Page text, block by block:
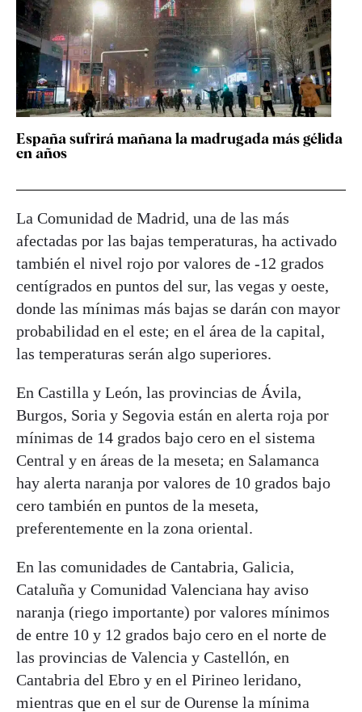
España sufrirá mañana la madrugada más gélida
en años
La Comunidad de Madrid, una de las más
afectadas por las bajas temperaturas, ha activado
también el nivel rojo por valores de -12 grados
centígrados en puntos del sur, las vegas y oeste,
donde las mínimas más bajas se darán con mayor
probabilidad en el este; en el área de la capital,
las temperaturas serán algo superiores.
En Castilla y León, las provincias de Ávila,
Burgos, Soria y Segovia están en alerta roja por
mínimas de 14 grados bajo cero en el sistema
Central y en áreas de la meseta; en Salamanca
hay alerta naranja por valores de 10 grados bajo
cero también en puntos de la meseta,
preferentemente en la zona oriental.
En las comunidades de Cantabria, Galicia,
Cataluña y Comunidad Valenciana hay aviso
naranja (riego importante) por valores mínimos
de entre 10 y 12 grados bajo cero en el norte de
las provincias de Valencia y Castellón, en
Cantabria del Ebro y en el Pirineo leridano,
mientras que en el sur de Ourense la mínima